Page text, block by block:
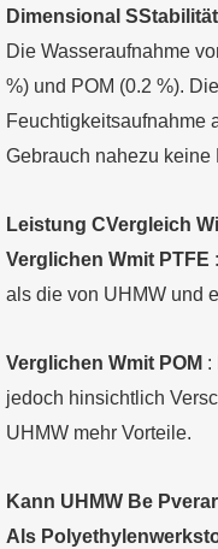
Dimensional SStabilität
Die Wasseraufnahme
%) und POM (0.2 %).
Feuchtigkeitsaufnahme
Gebrauch nahezu
Leistung CVergleich W
Verglichen Wmit PTFE
als die von UHMW und
Verglichen Wmit POM :
jedoch hinsichtlich
UHMW mehr Vorteile.
Kann UHMW Be P
Als